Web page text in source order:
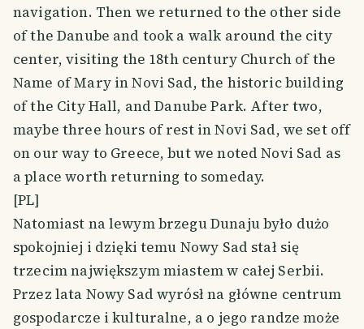
navigation. Then we returned to the other side
of the Danube and took a walk around the city
center, visiting the 18th century Church of the
Name of Mary in Novi Sad, the historic building
of the City Hall, and Danube Park. After two,
maybe three hours of rest in Novi Sad, we set off
on our way to Greece, but we noted Novi Sad as
a place worth returning to someday.
[PL]
Natomiast na lewym brzegu Dunaju było dużo
spokojniej i dzięki temu Nowy Sad stał się
trzecim największym miastem w całej Serbii.
Przez lata Nowy Sad wyrósł na główne centrum
gospodarcze i kulturalne, a o jego randze może